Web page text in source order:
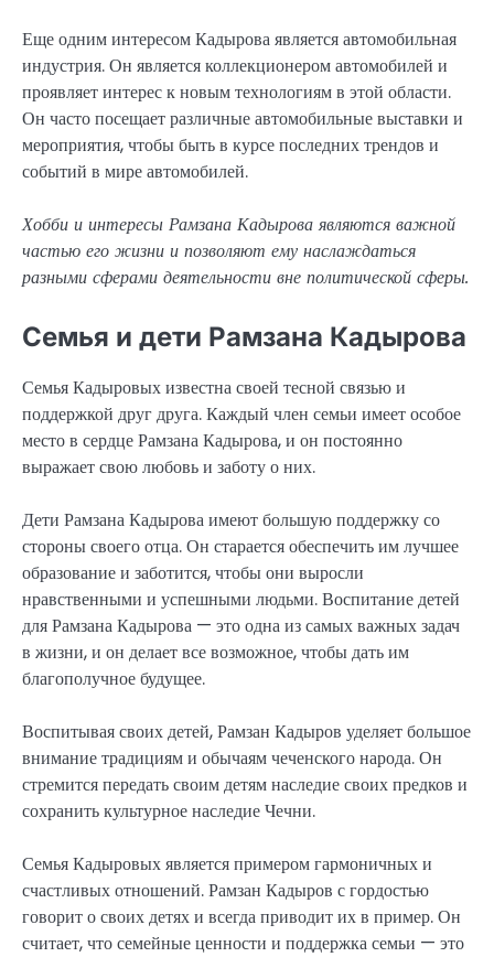
Еще одним интересом Кадырова является автомобильная
индустрия. Он является коллекционером автомобилей и
проявляет интерес к новым технологиям в этой области.
Он часто посещает различные автомобильные выставки и
мероприятия, чтобы быть в курсе последних трендов и
событий в мире автомобилей.
Хобби и интересы Рамзана Кадырова являются важной
частью его жизни и позволяют ему наслаждаться
разными сферами деятельности вне политической сферы.
Семья и дети Рамзана Кадырова
Семья Кадыровых известна своей тесной связью и
поддержкой друг друга. Каждый член семьи имеет особое
место в сердце Рамзана Кадырова, и он постоянно
выражает свою любовь и заботу о них.
Дети Рамзана Кадырова имеют большую поддержку со
стороны своего отца. Он старается обеспечить им лучшее
образование и заботится, чтобы они выросли
нравственными и успешными людьми. Воспитание детей
для Рамзана Кадырова — это одна из самых важных задач
в жизни, и он делает все возможное, чтобы дать им
благополучное будущее.
Воспитывая своих детей, Рамзан Кадыров уделяет большое
внимание традициям и обычаям чеченского народа. Он
стремится передать своим детям наследие своих предков и
сохранить культурное наследие Чечни.
Семья Кадыровых является примером гармоничных и
счастливых отношений. Рамзан Кадыров с гордостью
говорит о своих детях и всегда приводит их в пример. Он
считает, что семейные ценности и поддержка семьи — это